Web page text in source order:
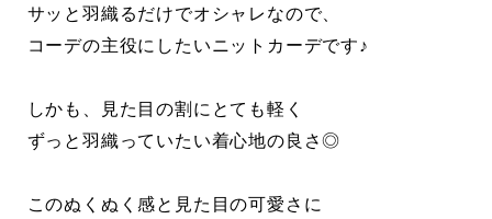
サッと羽織るだけでオシャレなので、
コーデの主役にしたいニットカーデです♪
しかも、見た目の割にとても軽く
ずっと羽織っていたい着心地の良さ◎
このぬくぬく感と見た目の可愛さに